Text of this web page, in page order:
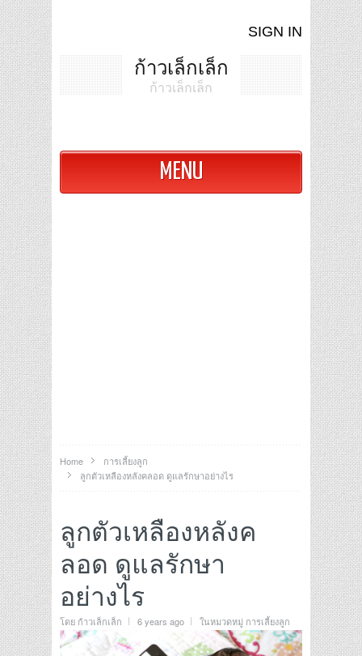
SIGN IN
ก้าวเล็กเล็ก
ก้าวเล็กเล็ก
MENU
Home
การเลี้ยงลูก
ลูกตัวเหลืองหลังคลอด ดูแลรักษาอย่างไร
ลูกตัวเหลืองหลังค
ลอด ดูแลรักษา
อย่างไร
โดย ก้าวเล็กเล็ก 6 years ago ในหมวดหมู่ การเลี้ยงลูก